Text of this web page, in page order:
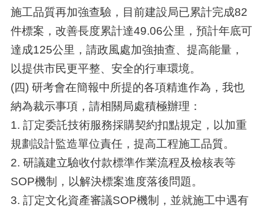
施工品質再加強查驗，目前建設局已累計完成82
件標案，改善長度累計達49.06公里，預計年底可
達成125公里，請政風處加強抽查、提高能量，
以提供市民更平整、安全的行車環境。
(四) 研考會在簡報中所提的各項精進作為，我也
納為裁示事項，請相關局處積極辦理：
1. 訂定委託技術服務採購契約扣點規定，以加重
規劃設計監造單位責任，提高工程施工品質。
2. 研議建立驗收付款標準作業流程及檢核表等
SOP機制，以解決標案進度落後問題。
3. 訂定文化資產審議SOP機制，並就施工中遇有